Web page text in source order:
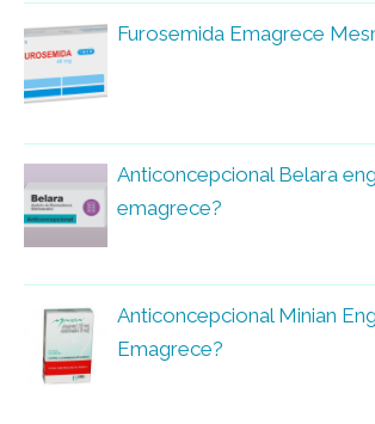
Furosemida Emagrece
Anticoncepcional Belara
emagrece?
Anticoncepcional Minian
Emagrece?